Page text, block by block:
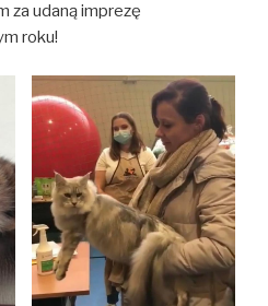
za udaną imprezę
roku!